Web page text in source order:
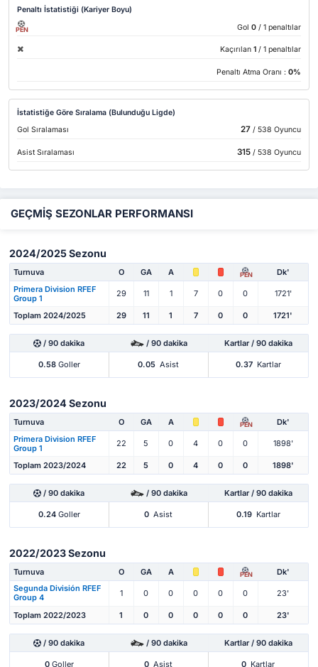
Penaltı İstatistiği (Kariyer Boyu)
PEN Gol 0 / 1 penaltılar
Kaçırılan 1 / 1 penaltılar
Penaltı Atma Oranı : 0%
İstatistiğe Göre Sıralama (Bulunduğu Ligde)
Gol Sıralaması
27/ 538 Oyuncu
Asist Sıralaması 315/ 538 Oyuncu
GEÇMİŞ SEZONLAR PERFORMANSI
2024/2025 Sezonu
Turnuva O GA A PEN
Dk'
Primera Division RFEF
Group 1
29 11 1 7 0 0 1721'
Toplam 2024/2025 29 11 1 7 0 0 1721'
/ 90 dakika / 90 dakika Kartlar / 90 dakika
0.58Goller 0.05 Asist 0.37 Kartlar
2023/2024 Sezonu
Turnuva O GA A PEN
Dk'
Primera Division RFEF
Group 1
22 5 0 4 0 0 1898'
Toplam 2023/2024 22 5 0 4 0 0 1898'
/ 90 dakika / 90 dakika Kartlar / 90 dakika
0.24Goller 0 Asist 0.19 Kartlar
2022/2023 Sezonu
Turnuva O GA A PEN
Dk'
Segunda División RFEF
Group 4
1 0 0 0 0 0 23'
Toplam 2022/2023 1 0 0 0 0 0 23'
/ 90 dakika / 90 dakika Kartlar / 90 dakika
0Goller 0 Asist 0 Kartlar